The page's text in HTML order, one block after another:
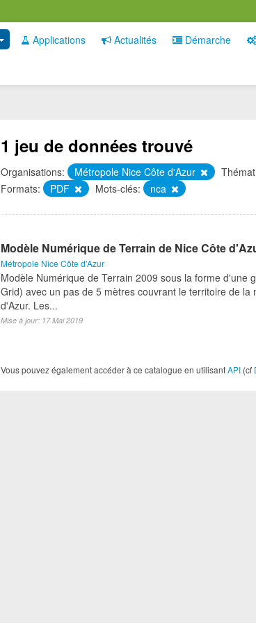
Applications Actualités Démarche
1 jeu de données trouvé
Organisations: Métropole Nice Côte d'Azur
Formats:
PDF Mots-clés: nca
Modèle Numérique de Terrain de Nice Côte
Métropole Nice Côte d'Azur
Modèle Numérique de Terrain 2009 sous la forme d'une
Grid) avec un pas de 5 mètres couvrant le territoire de la
d'Azur. Les...
Mise à jour: 17 Mai 2019
Vous pouvez également accéder à ce catalogue en utilisantAPI (cf